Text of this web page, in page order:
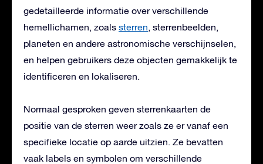
gedetailleerde informatie over verschillende
hemellichamen, zoals sterren, sterrenbeelden,
planeten en andere astronomische verschijnselen,
en helpen gebruikers deze objecten gemakkelijk te
identificeren en lokaliseren.
Normaal gesproken geven sterrenkaarten de
positie van de sterren weer zoals ze er vanaf een
specifieke locatie op aarde uitzien. Ze bevatten
vaak labels en symbolen om verschillende